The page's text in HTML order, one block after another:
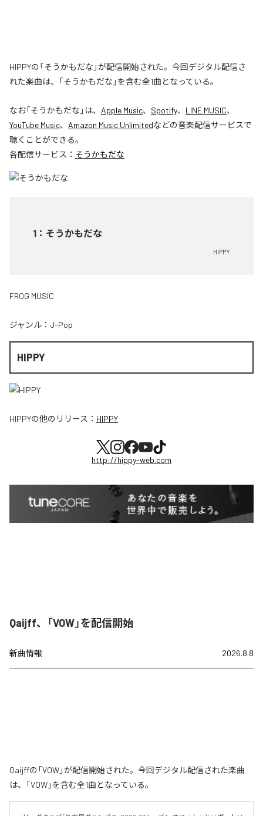
HIPPYの「そうかもだな」が配信開始された。今回デジタル配信さ
れた楽曲は、「そうかもだな」を含む全1曲となっている。
なお「そうかもだな 」は、 Apple Music、 Spotify、 LINE MUSIC、
YouTube Music、 Amazon Music Unlimitedなどの音楽配信サービスで
聴くことができる。
各配信サービス： そうかもだな
1 ： そうかもだな
HIPPY
FROG MUSIC
ジャンル： J-Pop
HIPPY
HIPPYの他のリリース： HIPPY
http://hippy-web.com
Qaijff、「VOW」を配信開始
新曲情報 2026.8.8
Qaijffの「VOW」が配信開始された。今回デジタル配信された楽曲
は、「VOW」を含む全1曲となっている。